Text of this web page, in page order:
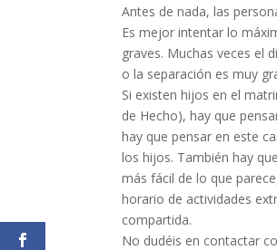
Antes de nada, las
Es mejor intentar lo
graves. Muchas veces el
o la separación es muy
Si existen hijos en el
de Hecho), hay que
hay que pensar en este
los hijos. También hay
más fácil de lo que
horario de actividades
compartida.
No dudéis en contactar